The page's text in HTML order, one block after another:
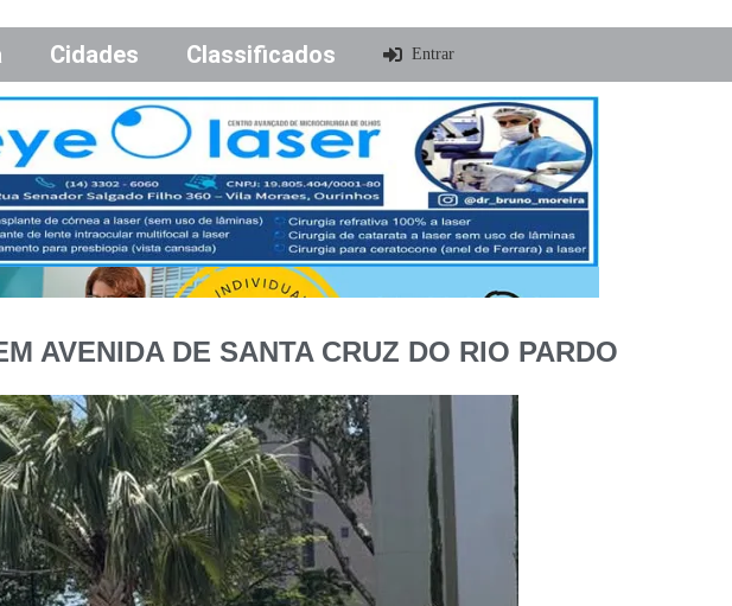
Cidades Classificados Entrar
AVENIDA DE SANTA CRUZ DO RIO PARDO